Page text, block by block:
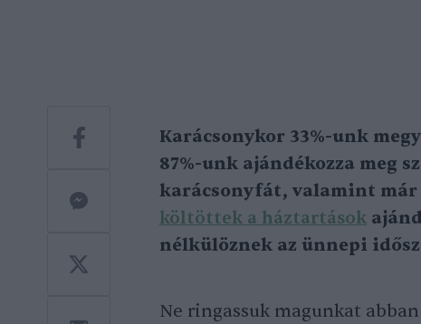
Karácsonykor 33%-unk
87%-unk ajándékozza meg
karácsonyfát, valamint
költöttek a háztartások
nélkülöznek az ünnepi
Ne ringassuk magunkat